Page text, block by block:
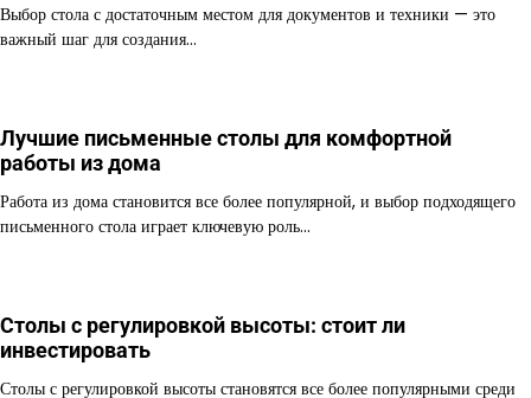
Выбор стола с достаточным местом для документов и техники — это
важный шаг для создания…
Лучшие письменные столы для комфортной
работы из дома
Работа из дома становится все более популярной, и выбор подходящего
письменного стола играет ключевую роль…
Столы с регулировкой высоты: стоит ли
инвестировать
Столы с регулировкой высоты становятся все более популярными среди